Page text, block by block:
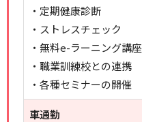
・定期健康診断
・ストレスチェック
・無料e-ラーニング講座
・職業訓練校との連携
・各種セミナーの開催
車通勤